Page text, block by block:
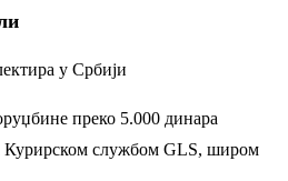
у Србији
преко 5.000 динара
Курирском службом GLS, широм